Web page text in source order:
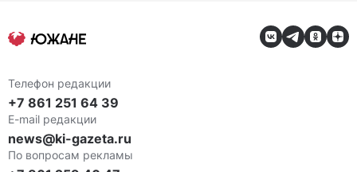
Телефон редакции
+7 861 251 64 39
E-mail редакции
news@ki-gazeta.ru
По вопросам рекламы